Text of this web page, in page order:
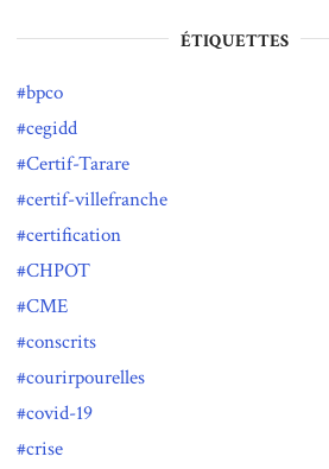
ÉTIQUETTES
bpco
cegidd
Certif-Tarare
certif-villefranche
certification
CHPOT
CME
conscrits
courirpourelles
covid-19
crise